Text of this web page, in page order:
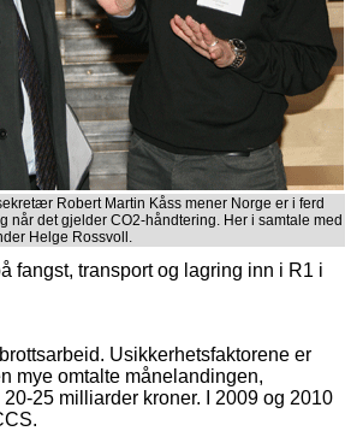
Robert Martin Kåss mener Norge er i ferd
når det gjelder CO2-håndtering. Her i samtale med
Helge Rossvoll.
fangst, transport og lagring inn i R1 i
Usikkerhetsfaktorene er
mye omtalte månelandingen,
25 milliarder kroner. I 2009 og 2010